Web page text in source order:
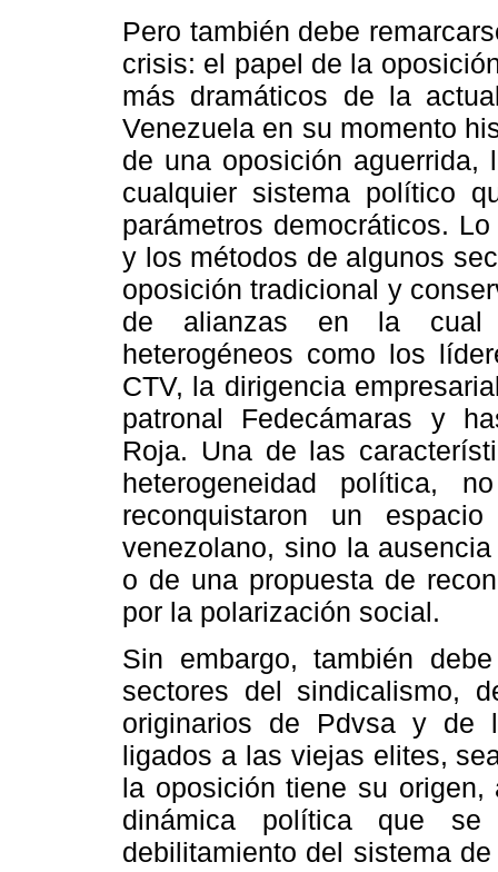
Pero también debe
crisis: el papel de la
más dramáticos de la
Venezuela en su momento
de una oposición aguerrida,
cualquier sistema político
parámetros democráticos.
y los métodos de algunos
oposición tradicional y
de alianzas en la cual
heterogéneos como los
CTV, la dirigencia
patronal Fedecámaras y
Roja. Una de las
heterogeneidad
reconquistaron un
venezolano, sino la
o de una propuesta de
por la polarización social.
Sin embargo, también
sectores del sindicalismo,
originarios de Pdvsa y de
ligados a las viejas elites,
la oposición tiene su
dinámica política que
debilitamiento del sistema